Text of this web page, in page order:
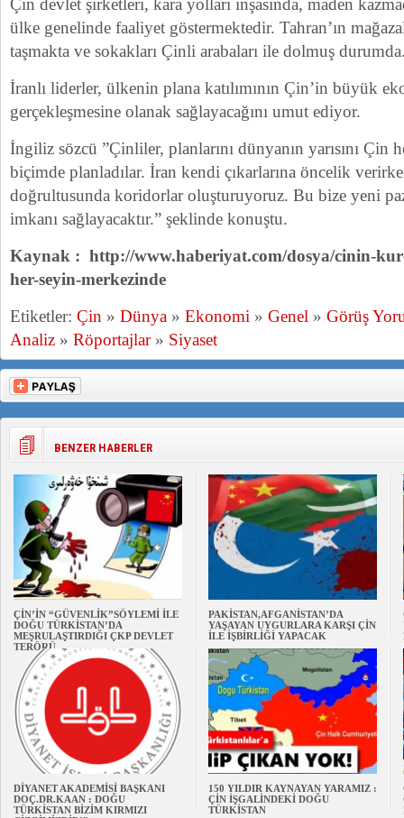
Çin devlet şirketleri, kara yolları inşasında, maden
ülke genelinde faaliyet göstermektedir. Tahran’ın
taşmakta ve sokakları Çinli arabaları ile dolmuş
İranlı liderler, ülkenin plana katılımının Çin’in büyük
gerçekleşmesine olanak sağlayacağını umut ediyor.
İngiliz sözcü ”Çinliler, planlarını dünyanın yarısını Çin
biçimde planladılar. İran kendi çıkarlarına öncelik
doğrultusunda koridorlar oluşturuyoruz. Bu bize yeni
imkanı sağlayacaktır.” şeklinde konuştu.
Kaynak : http://www.haberiyat.com/dosya/cinin-
her-seyin-merkezinde
Etiketler: Çin » Dünya » Ekonomi » Genel » Görüş
Analiz » Röportajlar» Siyaset
BENZER HABERLER
ÇİN’İN “GÜVENLİK”SÖYLEMİ İLE
DOĞU TÜRKİSTAN’DA
MEŞRULAŞTIRDIĞI ÇKP DEVLET
TERÖRÜ
PAKİSTAN,AFGANİSTAN’DA
YAŞAYAN UYGURLARA KARŞI ÇİN
İLE İŞBİRLİĞİ YAPACAK
DİYANET AKADEMİSİ BAŞKANI
DOÇ.DR.KAAN : DOĞU
TÜRKİSTAN BİZİM KIRMIZI
150 YILDIR KAYNAYAN YARAMIZ :
ÇİN İŞGALİNDEKİ DOĞU
TÜRKİSTAN